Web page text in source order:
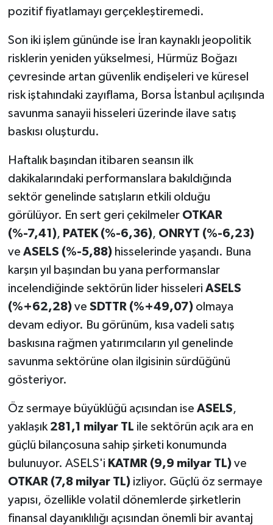
pozitif fiyatlamayı gerçekleştiremedi.
Son iki işlem gününde ise İran kaynaklı jeopolitik
risklerin yeniden yükselmesi, Hürmüz Boğazı
çevresinde artan güvenlik endişeleri ve küresel
risk iştahındaki zayıflama, Borsa İstanbul açılışında
savunma sanayii hisseleri üzerinde ilave satış
baskısı oluşturdu.
Haftalık başından itibaren seansın ilk
dakikalarındaki performanslara bakıldığında
sektör genelinde satışların etkili olduğu
görülüyor. En sert geri çekilmeler OTKAR
(%-7,41), PATEK (%-6,36), ONRYT (%-6,23)
ve ASELS (%-5,88)hisselerinde yaşandı. Buna
karşın yıl başından bu yana performanslar
incelendiğinde sektörün lider hisseleri ASELS
(%+62,28)ve SDTTR (%+49,07)olmaya
devam ediyor. Bu görünüm, kısa vadeli satış
baskısına rağmen yatırımcıların yıl genelinde
savunma sektörüne olan ilgisinin sürdüğünü
gösteriyor.
Öz sermaye büyüklüğü açısından ise ASELS,
yaklaşık 281,1 milyar TL ile sektörün açık ara en
güçlü bilançosuna sahip şirketi konumunda
bulunuyor. ASELS'i KATMR (9,9 milyar TL)ve
OTKAR (7,8 milyar TL)izliyor. Güçlü öz sermaye
yapısı, özellikle volatil dönemlerde şirketlerin
finansal dayanıklılığı açısından önemli bir avantaj